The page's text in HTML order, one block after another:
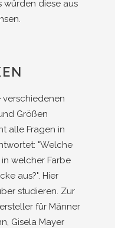
würden diese aus
Größen
alle Fragen in
"Welche
welcher Farbe
aus?". Hier
studieren. Zur
für Männer
Gisela Mayer